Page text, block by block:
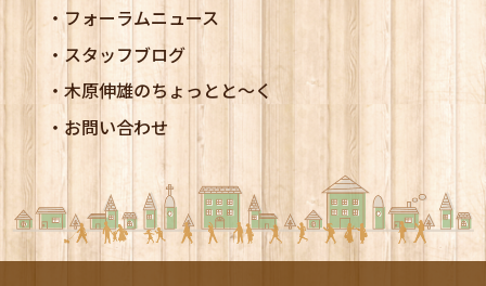
フォーラムニュース
スタッフブログ
木原伸雄のちょっとと～く
お問い合わせ